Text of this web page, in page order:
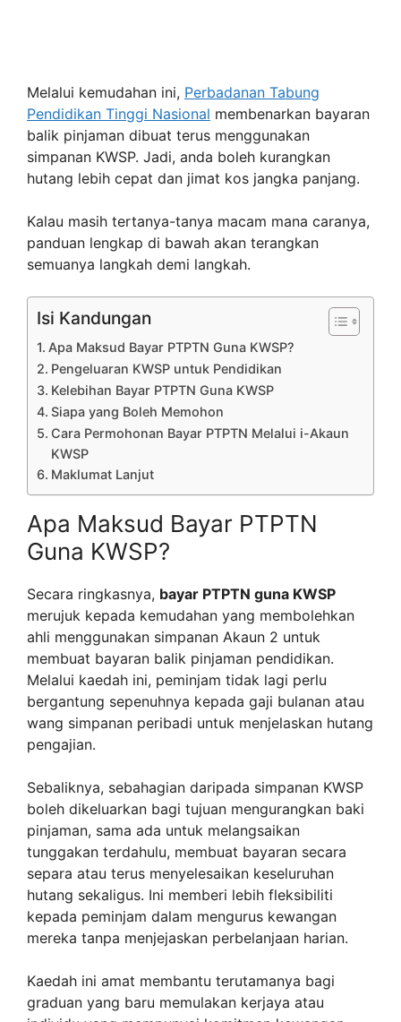
Melalui kemudahan ini, Perbadanan Tabung
Pendidikan Tinggi Nasional membenarkan bayaran
balik pinjaman dibuat terus menggunakan
simpanan KWSP. Jadi, anda boleh kurangkan
hutang lebih cepat dan jimat kos jangka panjang.
Kalau masih tertanya-tanya macam mana caranya,
panduan lengkap di bawah akan terangkan
semuanya langkah demi langkah.
Isi Kandungan
Apa Maksud Bayar PTPTN Guna KWSP?
Pengeluaran KWSP untuk Pendidikan
Kelebihan Bayar PTPTN Guna KWSP
Siapa yang Boleh Memohon
Cara Permohonan Bayar PTPTN Melalui i-Akaun
KWSP
Maklumat Lanjut
Apa Maksud Bayar PTPTN
Guna KWSP?
Secara ringkasnya, bayar PTPTN guna KWSP
merujuk kepada kemudahan yang membolehkan
ahli menggunakan simpanan Akaun 2 untuk
membuat bayaran balik pinjaman pendidikan.
Melalui kaedah ini, peminjam tidak lagi perlu
bergantung sepenuhnya kepada gaji bulanan atau
wang simpanan peribadi untuk menjelaskan hutang
pengajian.
Sebaliknya, sebahagian daripada simpanan KWSP
boleh dikeluarkan bagi tujuan mengurangkan baki
pinjaman, sama ada untuk melangsaikan
tunggakan terdahulu, membuat bayaran secara
separa atau terus menyelesaikan keseluruhan
hutang sekaligus. Ini memberi lebih fleksibiliti
kepada peminjam dalam mengurus kewangan
mereka tanpa menjejaskan perbelanjaan harian.
Kaedah ini amat membantu terutamanya bagi
graduan yang baru memulakan kerjaya atau